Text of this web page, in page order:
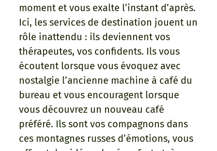
moment et vous exalte l’instant d’après.
Ici, les services de destination jouent un
rôle inattendu : ils deviennent vos
thérapeutes, vos confidents. Ils vous
écoutent lorsque vous évoquez avec
nostalgie l’ancienne machine à café du
bureau et vous encouragent lorsque
vous découvrez un nouveau café
préféré. Ils sont vos compagnons dans
ces montagnes russes d’émotions, vous